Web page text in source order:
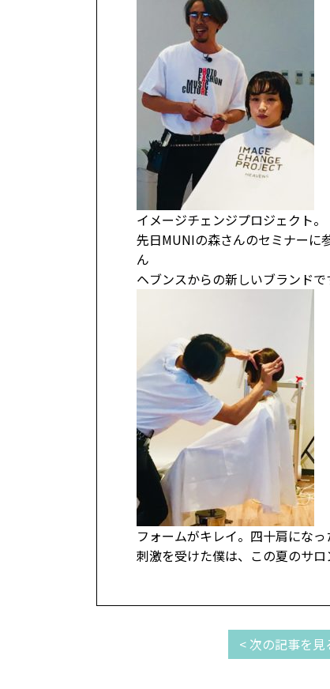
イメージチェンジプロジェクト。
先日MUNIの森さんのセミナーに
ん
ヘブンスからの新しいブランドで
フォームがキレイ。四十肩になっ
刺激を受けた僕は、この夏のサ
< 次の記事を見